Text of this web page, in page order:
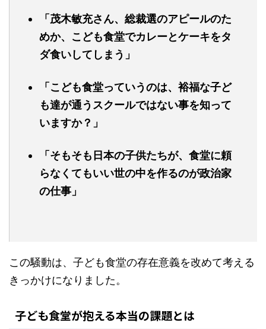
「茂木敏充さん、総裁選のアピールのた
めか、こども食堂でカレーとケーキをタ
ダ食いしてしまう」
「こども食堂っていうのは、裕福な子ど
も達が通うスクールではない事を知って
いますか？」
「そもそも日本の子供たちが、食堂に頼
らなくてもいい世の中を作るのが政治家
の仕事」
この騒動は、子ども食堂の存在意義を改めて考える
きっかけになりました。
子ども食堂が抱える本当の課題とは